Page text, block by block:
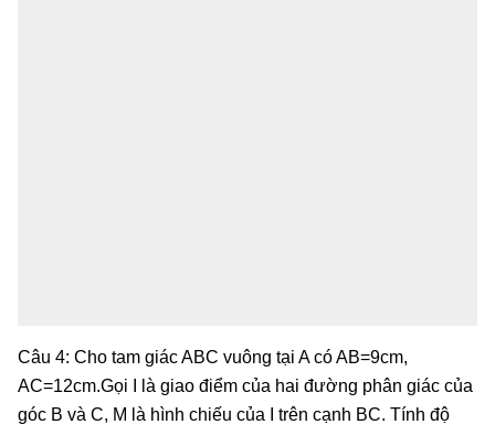
Câu 4: Cho tam giác ABC vuông tại A có AB=9cm,
AC=12cm.Gọi I là giao điểm của hai đường phân giác của
góc B và C, M là hình chiếu của I trên cạnh BC. Tính độ